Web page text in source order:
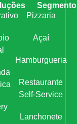
Pizzaria
Açaí
Hamburgueria
Restaurante
Self-Service
Lanchonete